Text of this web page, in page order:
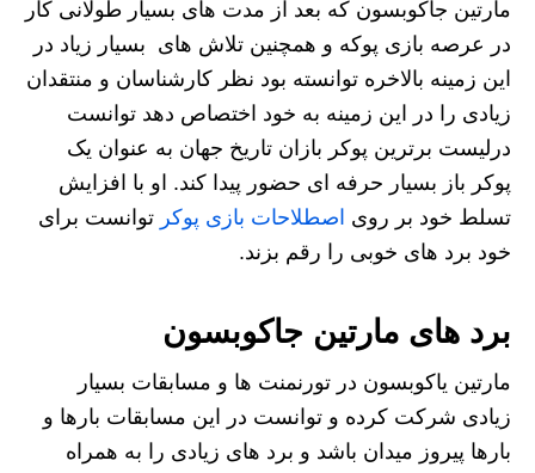
مارتین جاکوبسون که بعد از مدت های بسیار طولانی کار
در عرصه بازی پوکه و همچنین تلاش های بسیار زیاد در
این زمینه بالاخره توانسته بود نظر کارشناسان و منتقدان
زیادی را در این زمینه به خود اختصاص دهد توانست
درلیست برترین پوکر بازان تاریخ جهان به عنوان یک
پوکر باز بسیار حرفه ای حضور پیدا کند. او با افزایش
تسلط خود بر روی اصطلاحات بازی پوکر توانست برای
خود برد های خوبی را رقم بزند.
برد های مارتین جاکوبسون
مارتین یاکوبسون در تورنمنت ها و مسابقات بسیار
زیادی شرکت کرده و توانست در این مسابقات بارها و
بارها پیروز میدان باشد و برد های زیادی را به همراه